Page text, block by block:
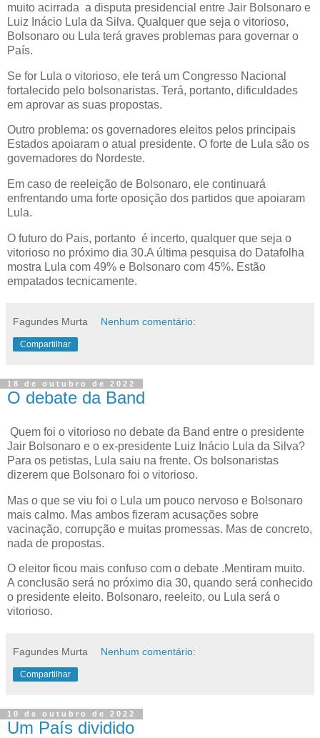
muito acirrada a disputa presidencial entre Jair Bolsonaro e
Luiz Inácio Lula da Silva. Qualquer que seja o vitorioso,
Bolsonaro ou Lula terá graves problemas para governar o
País.
Se for Lula o vitorioso, ele terá um Congresso Nacional
fortalecido pelo bolsonaristas. Terá, portanto, dificuldades
em aprovar as suas propostas.
Outro problema: os governadores eleitos pelos principais
Estados apoiaram o atual presidente. O forte de Lula são os
governadores do Nordeste.
Em caso de reeleição de Bolsonaro, ele continuará
enfrentando uma forte oposição dos partidos que apoiaram
Lula.
O futuro do Pais, portanto é incerto, qualquer que seja o
vitorioso no próximo dia 30.A última pesquisa do Datafolha
mostra Lula com 49% e Bolsonaro com 45%. Estão
empatados tecnicamente.
Fagundes Murta Nenhum comentário:
Compartilhar
18 de outubro de 2022
O debate da Band
Quem foi o vitorioso no debate da Band entre o presidente
Jair Bolsonaro e o ex-presidente Luiz Inácio Lula da Silva?
Para os petistas, Lula saiu na frente. Os bolsonaristas
dizerem que Bolsonaro foi o vitorioso.
Mas o que se viu foi o Lula um pouco nervoso e Bolsonaro
mais calmo. Mas ambos fizeram acusações sobre
vacinação, corrupção e muitas promessas. Mas de concreto,
nada de propostas.
O eleitor ficou mais confuso com o debate .Mentiram muito.
A conclusão será no próximo dia 30, quando será conhecido
o presidente eleito. Bolsonaro, reeleito, ou Lula será o
vitorioso.
Fagundes Murta Nenhum comentário:
Compartilhar
10 de outubro de 2022
Um País dividido